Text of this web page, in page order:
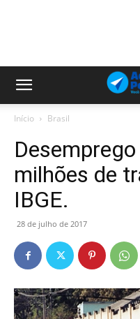
Início Brasil
milhões de
IBGE.
28 de julho de 2017